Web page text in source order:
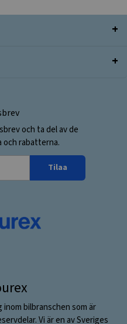
och ta del av de
rabatterna.
Tilaa
bilbranschen som är
Vi är en av Sveriges